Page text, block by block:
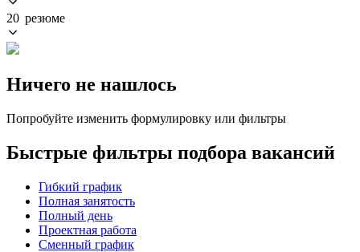
20 резюме
Ничего не нашлось
Попробуйте изменить формулировку или фильтры
Быстрые фильтры подбора вакансий
Гибкий график
Полная занятость
Полный день
Проектная работа
Сменный график